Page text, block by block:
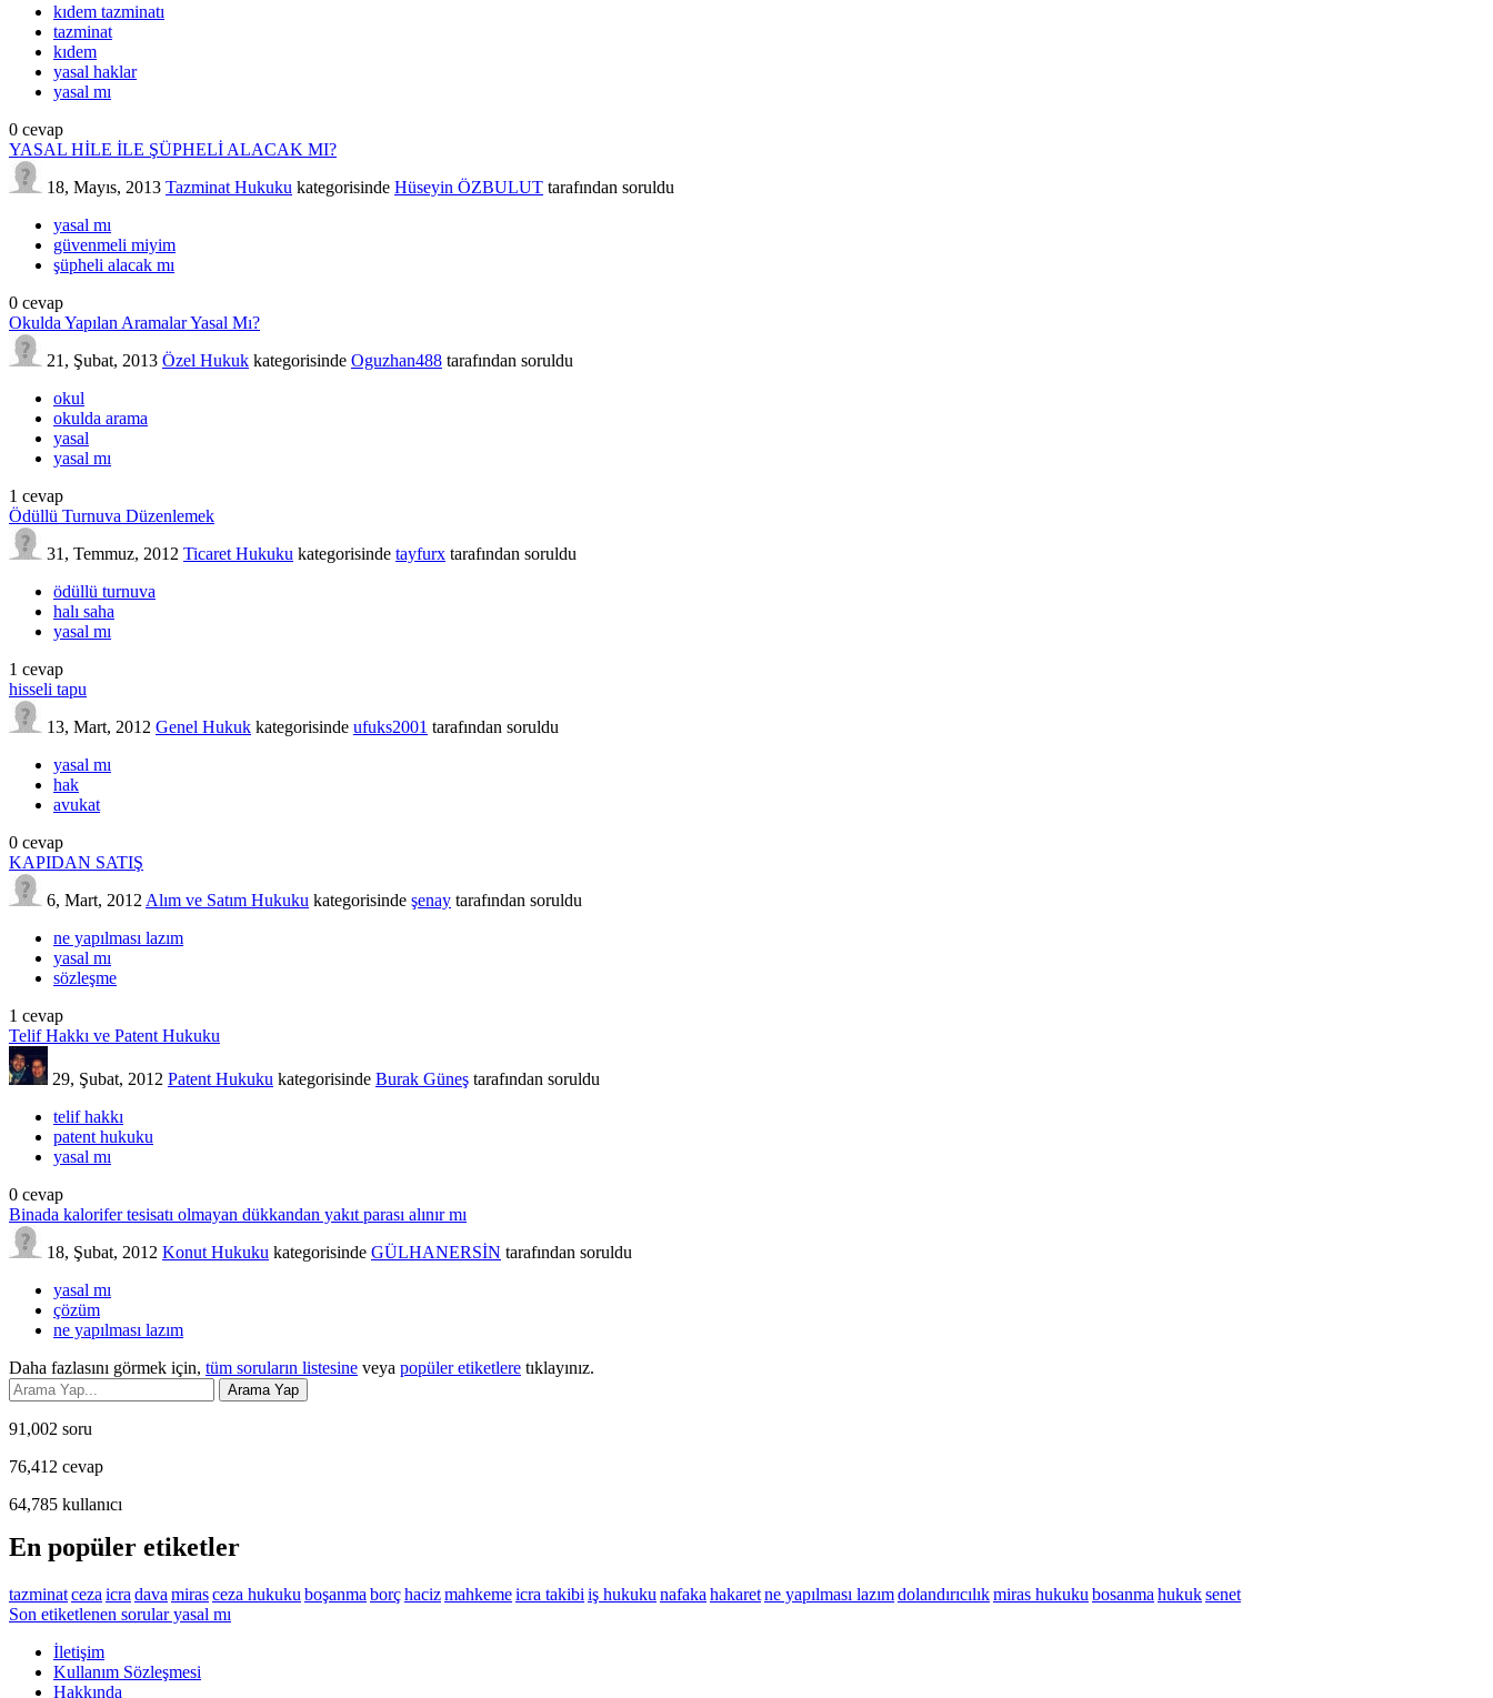
kıdem tazminatı
tazminat
kıdem
yasal haklar
yasal mı
0 cevap
YASAL HİLE İLE ŞÜPHELİ ALACAK MI?
18, Mayıs, 2013 Tazminat Hukuku kategorisinde Hüseyin ÖZBULUT tarafından soruldu
yasal mı
güvenmeli miyim
şüpheli alacak mı
0 cevap
Okulda Yapılan Aramalar Yasal Mı?
21, Şubat, 2013 Özel Hukuk kategorisinde Oguzhan488 tarafından soruldu
okul
okulda arama
yasal
yasal mı
1 cevap
Ödüllü Turnuva Düzenlemek
31, Temmuz, 2012 Ticaret Hukuku kategorisinde tayfurx tarafından soruldu
ödüllü turnuva
halı saha
yasal mı
1 cevap
hisseli tapu
13, Mart, 2012 Genel Hukuk kategorisinde ufuks2001 tarafından soruldu
yasal mı
hak
avukat
0 cevap
KAPIDAN SATIŞ
6, Mart, 2012 Alım ve Satım Hukuku kategorisinde şenay tarafından soruldu
ne yapılması lazım
yasal mı
sözleşme
1 cevap
Telif Hakkı ve Patent Hukuku
29, Şubat, 2012 Patent Hukuku kategorisinde Burak Güneş tarafından soruldu
telif hakkı
patent hukuku
yasal mı
0 cevap
Binada kalorifer tesisatı olmayan dükkandan yakıt parası alınır mı
18, Şubat, 2012 Konut Hukuku kategorisinde GÜLHANERSİN tarafından soruldu
yasal mı
çözüm
ne yapılması lazım
Daha fazlasını görmek için, tüm soruların listesine veya popüler etiketlere tıklayınız.
91,002 soru
76,412 cevap
64,785 kullanıcı
En popüler etiketler
tazminatceza icra dava mirasceza hukuku boşanma borçhacizmahkemeicra takibi iş hukuku nafaka hakaretne yapılması lazımdolandırıcılıkmiras hukuku bosanma hukuksenet
Son etiketlenen sorular yasal mı
İletişim
Kullanım Sözleşmesi
Hakkında